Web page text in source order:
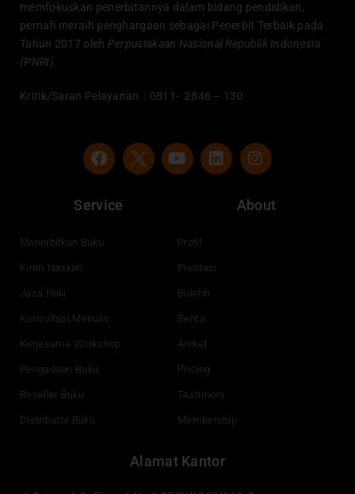
memfokuskan penerbitannya dalam bidang pendidikan,
pernah meraih penghargaan sebagai Penerbit Terbaik pada
Tahun 2017 oleh Perpustakaan Nasional Republik Indonesia
(PNRI).
Kritik/Saran Pelayanan : 0811- 2846 – 130
F
a
e
b
o
Y
o
e
L
i
n
I
n
t
a
Service
Menerbitkan Buku
Kirim Naskah
Jasa Haki
Konsultasi Menulis
Kerjasama Workshop
Pengadaan Buku
Reseller Buku
Distributor Buku
About
Profil
Prestasi
Buletin
Berita
Artikel
Pricing
Testimoni
Membership
Alamat Kantor